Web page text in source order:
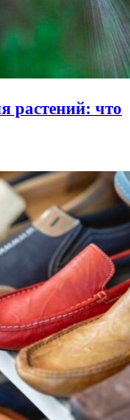
растений: что